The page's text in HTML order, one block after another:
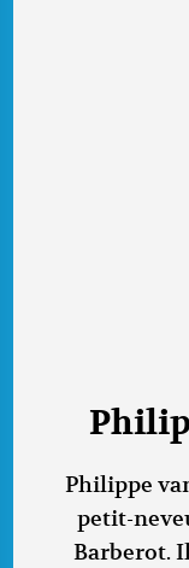
Philippe
petit-
Barberot.